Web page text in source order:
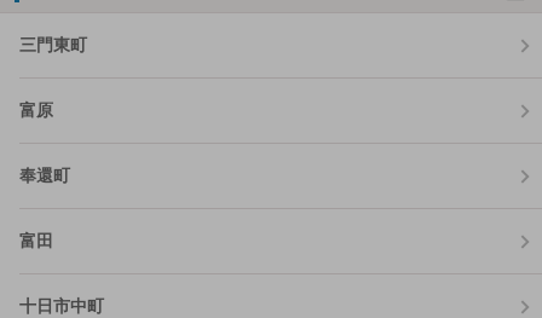
三門東町
富原
奉還町
富田
十日市中町